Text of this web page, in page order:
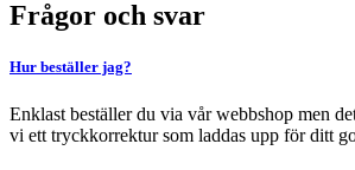
Frågor och svar
Hur beställer jag?
Enklast beställer du via vår webbshop men
vi ett tryckkorrektur som laddas upp för ditt